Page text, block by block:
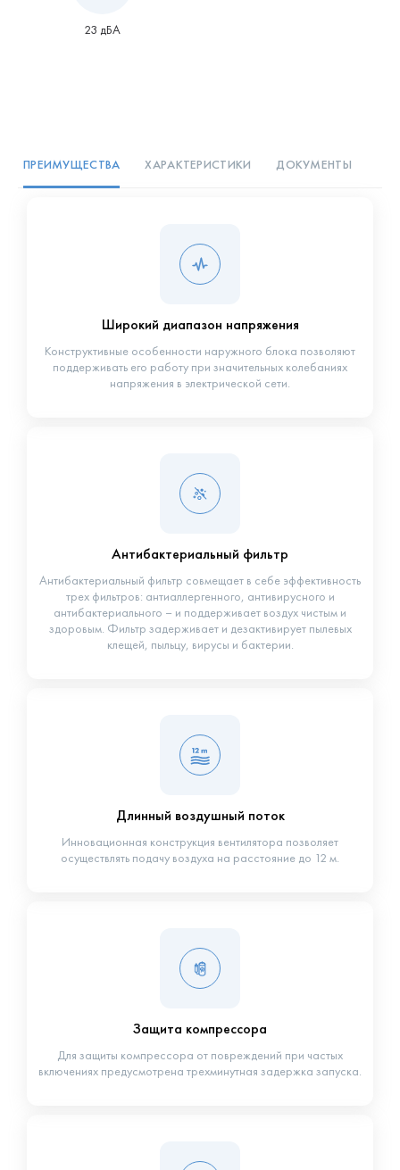
23 дБА
ПРЕИМУЩЕСТВА ХАРАКТЕРИСТИКИ ДОКУМЕНТЫ
Широкий диапазон напряжения
Конструктивные особенности наружного блока позволяют
поддерживать его работу при значительных колебаниях
напряжения в электрической сети.
Антибактериальный фильтр
Антибактериальный фильтр совмещает в себе эффективность
трех фильтров: антиаллергенного, антивирусного и
антибактериального – и поддерживает воздух чистым и
здоровым. Фильтр задерживает и дезактивирует пылевых
клещей, пыльцу, вирусы и бактерии.
Длинный воздушный поток
Инновационная конструкция вентилятора позволяет
осуществлять подачу воздуха на расстояние до 12 м.
Защита компрессора
Для защиты компрессора от повреждений при частых
включениях предусмотрена трехминутная задержка запуска.